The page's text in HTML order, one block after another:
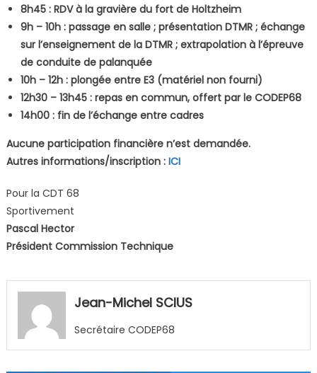
8h45 : RDV à la gravière du fort de Holtzheim
9h – 10h : passage en salle ; présentation DTMR ; échange
sur l’enseignement de la DTMR ; extrapolation à l’épreuve
de conduite de palanquée
10h – 12h : plongée entre E3 (matériel non fourni)
12h30 – 13h45 : repas en commun, offert par le CODEP68
14h00 : fin de l’échange entre cadres
Aucune participation financière n’est demandée.
Autres informations/inscription : ICI
Pour la CDT 68
Sportivement
Pascal Hector
Président Commission Technique
Jean-Michel SCIUS
Secrétaire CODEP68